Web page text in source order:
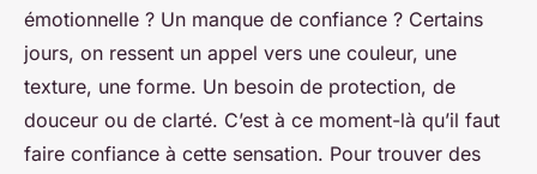
émotionnelle ? Un manque de confiance ? Certains
jours, on ressent un appel vers une couleur, une
texture, une forme. Un besoin de protection, de
douceur ou de clarté. C’est à ce moment-là qu’il faut
faire confiance à cette sensation. Pour trouver des